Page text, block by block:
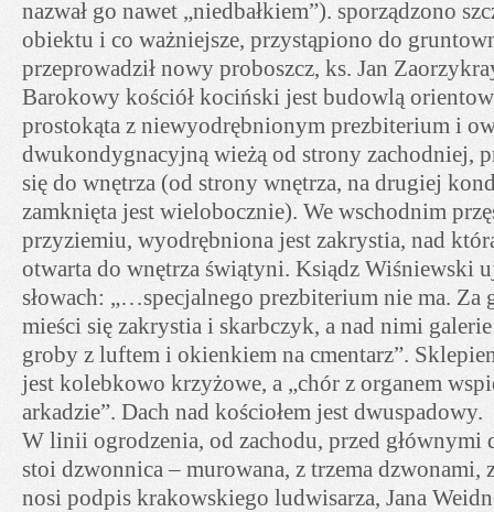
nazwał go nawet „niedbałkiem”). sporządzono
obiektu i co ważniejsze, przystąpiono do
przeprowadził nowy proboszcz, ks. Jan
Barokowy kościół kociński jest budowlą
prostokąta z niewyodrębnionym prezbiterium i
dwukondygnacyjną wieżą od strony zachodniej,
się do wnętrza (od strony wnętrza, na drugiej
zamknięta jest wielobocznie). We wschodnim
przyziemiu, wyodrębniona jest zakrystia, nad
otwarta do wnętrza świątyni. Ksiądz Wiśniewski
słowach: „…specjalnego prezbiterium nie ma. Za
mieści się zakrystia i skarbczyk, a nad nimi
groby z luftem i okienkiem na cmentarz”.
jest kolebkowo krzyżowe, a „chór z organem
arkadzie”. Dach nad kościołem jest dwuspadowy.
W linii ogrodzenia, od zachodu, przed głównymi
stoi dzwonnica – murowana, z trzema dzwonami,
nosi podpis krakowskiego ludwisarza, Jana